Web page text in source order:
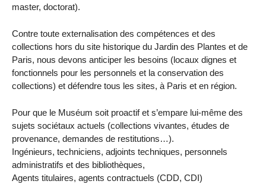
master, doctorat).
Contre toute externalisation des compétences et des
collections hors du site historique du Jardin des Plantes et de
Paris, nous devons anticiper les besoins (locaux dignes et
fonctionnels pour les personnels et la conservation des
collections) et défendre tous les sites, à Paris et en région.
Pour que le Muséum soit proactif et s’empare lui-même des
sujets sociétaux actuels (collections vivantes, études de
provenance, demandes de restitutions…).
Ingénieurs, techniciens, adjoints techniques, personnels
administratifs et des bibliothèques,
Agents titulaires, agents contractuels (CDD, CDI)